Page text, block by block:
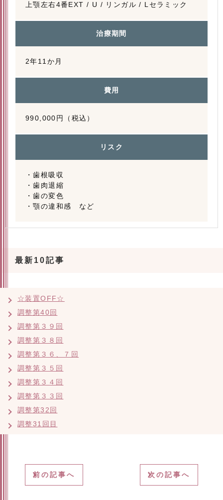
上顎左右4番EXT / U / リンガル / Lセラミック
治療期間
2年11か月
費用
990,000円（税込）
リスク
・歯根吸収
・歯肉退縮
・歯の変色
・顎の違和感 など
最新10記事
☆装置OFF☆
調整第40回
調整第３９回
調整第３８回
調整第３６、７回
調整第３５回
調整第３４回
調整第３３回
調整第32回
調整31回目
前の記事へ 次の記事へ